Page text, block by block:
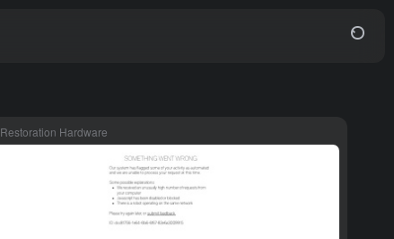
Restoration Hardware